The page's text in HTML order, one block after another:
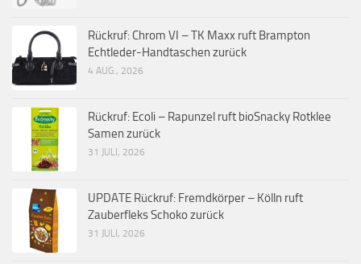
Rückruf: Chrom VI – TK Maxx ruft Brampton
Echtleder-Handtaschen zurück
4 AUG., 2026
Rückruf: Ecoli – Rapunzel ruft bioSnacky Rotklee
Samen zurück
31 JULI, 2026
UPDATE Rückruf: Fremdkörper – Kölln ruft
Zauberfleks Schoko zurück
31 JULI, 2026